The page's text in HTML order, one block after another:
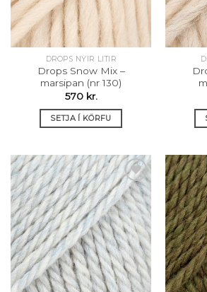
DROPS NÝIR LITIR
Drops Snow Mix –
marsipan (nr 130)
570 kr.
SETJA Í KÖRFU
Setja á
óskalista